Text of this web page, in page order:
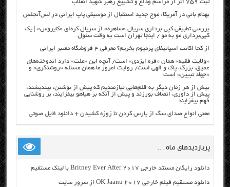
ثبت ۷۵۹ اثر از مراسم وداع و تشییع رهبر شهید انقلاب
بهنام بانی در آمریکا: موج جدید استقبال از موسیقی پاپ ایرانی در لس‌آنجلس
بررسی تطبیقی کپی برداری سریال «ساهره» از سریال کره‌ای «کایروس» | یک
کپی‌برداری مو به مو / اینجا تهران است به وقت سئول
از کجا اکانت اسپاتیفای پرمیوم بخریم؟ معرفی ۴ فروشگاه معتبر ایرانی
«ولایت فقیه» همان «فره ایزدی» است/ آنچه این «ملت» دارد اندوخته‌های
عمیق، بزرگ، پاک و الهی است/ روایت امروز ما همان مسئله «روشنگری» و
«جهاد تبیین» است
بیش از هر زمان دیگر به قلم‌هایی نیازمندیم که پیش از نوشتن، بیندیشند؛
پیش از داوری، انصاف بورزند و پیش از آنکه بر هیاهو بیفزایند، بر روشنایی
فهم بیفزایند
معنی انواع صدای سگ از پارس کردن تا زوزه کشیدن + دانلود فایل صوتی
پربازدیدهای ماه …
دانلود رایگان مسنتد خارجی Britney Ever After 2017 با لینک مستقیم
دانلود مستقیم فیلم خارجی OK Jaanu 2017 از سرور سایت